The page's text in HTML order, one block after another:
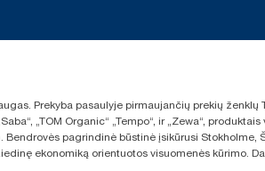
Prekyba pasaulyje pirmaujančių prekių ženklų
„TOM Organic“ „Tempo“, ir „Zewa“,
pagrindinė būstinė įsikūrusi Stokholme,
ekonomiką orientuotos visuomenės kūrimo.